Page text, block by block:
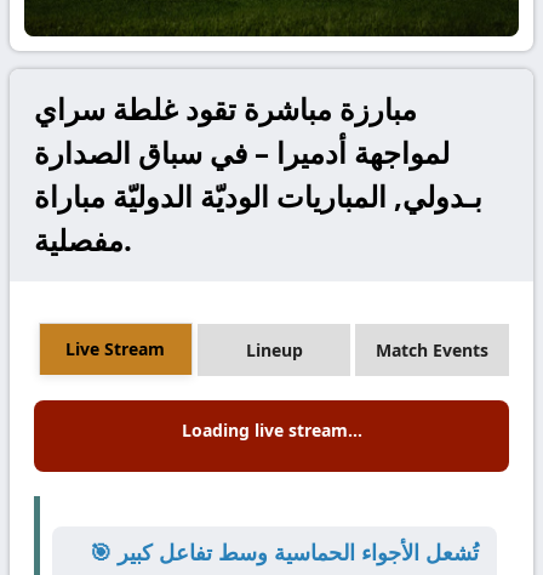
مبارزة مباشرة تقود غلطة سراي
لمواجهة أدميرا – في سباق الصدارة
بـدولي, المباريات الوديّة الدوليّة مباراة
مفصلية.
Live Stream Lineup Match Events
Loading live stream...
🎯 تُشعل الأجواء الحماسية وسط تفاعل كبير